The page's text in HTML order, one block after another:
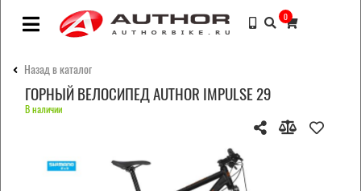
0
Назад в каталог
ГОРНЫЙ ВЕЛОСИПЕД AUTHOR IMPULSE 29
В наличии